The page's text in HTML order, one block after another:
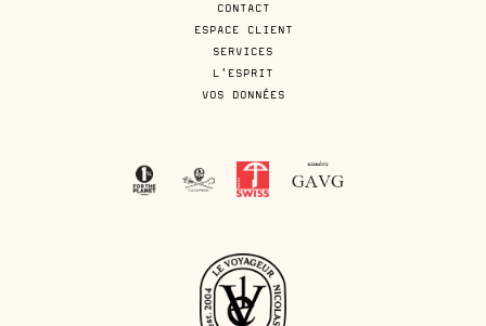
CONTACT
ESPACE CLIENT
SERVICES
L'ESPRIT
VOS DONNÉES